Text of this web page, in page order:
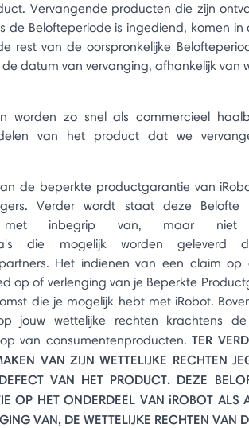
Vervangende producten die zijn
de Belofteperiode is ingediend, komen in
rest van de oorspronkelijke
datum van vervanging, afhankelijk van
worden zo snel als commercieel
van het product dat we
de beperkte productgarantie van
Verder wordt staat deze Belofte
met inbegrip van, maar
die mogelijk worden geleverd
Het indienen van een claim
op of verlenging van je Beperkte
die je mogelijk hebt met iRobot.
jouw wettelijke rechten krachtens
van consumentenproducten. TER
VAN ZIJN WETTELIJKE RECHTEN
VAN HET PRODUCT. DEZE
OP HET ONDERDEEL VAN iROBOT ALS
VAN, DE WETTELIJKE RECHTEN VAN